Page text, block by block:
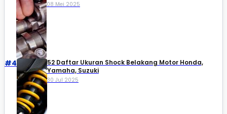
08 Mei 2025
#4
52 Daftar Ukuran Shock Belakang Motor Honda,
Yamaha, Suzuki​
30 Jul 2025